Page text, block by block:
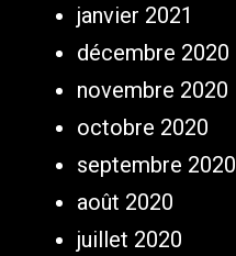
janvier 2021
décembre 2020
novembre 2020
octobre 2020
septembre 2020
août 2020
juillet 2020